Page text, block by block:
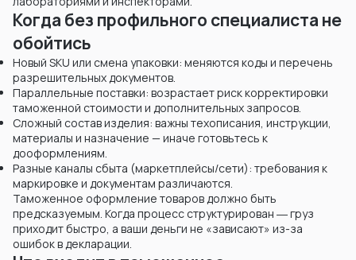
Когда без профильного специалиста не
обойтись
Новый SKU или смена упаковки: меняются коды и перечень
разрешительных документов.
Параллельные поставки: возрастает риск корректировки
таможенной стоимости и дополнительных запросов.
Сложный состав изделия: важны техописания, инструкции,
материалы и назначение — иначе готовьтесь к
дооформлениям.
Разные каналы сбыта (маркетплейсы/сети): требования к
маркировке и документам различаются.
Таможенное оформление товаров должно быть
предсказуемым. Когда процесс структурирован ― груз
приходит быстро, а ваши деньги не «зависают» из-за
ошибок в декларации.